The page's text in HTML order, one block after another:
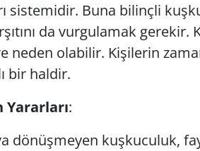
sistemidir. Buna bilinçli
da vurgulamak gerekir.
neden olabilir. Kişilerin
bir haldir.
Yararları:
dönüşmeyen kuşkuculuk,